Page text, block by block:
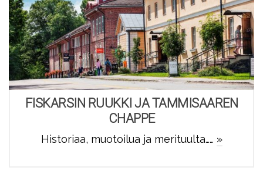
FISKARSIN RUUKKI JA TAMMISAAREN
CHAPPE
Historiaa, muotoilua ja merituulta…… »